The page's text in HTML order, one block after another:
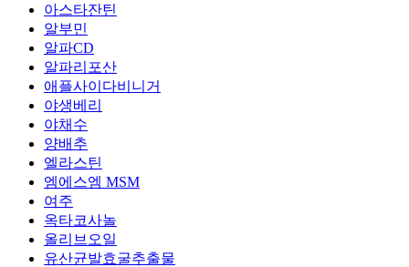
아스타잔틴
알부민
알파CD
알파리포산
애플사이다비니거
야생베리
야채수
양배추
엘라스틴
엠에스엠 MSM
여주
옥타코사놀
올리브오일
유산균발효굴추출물